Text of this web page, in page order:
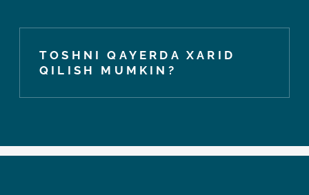
TOSHNI QAYERDA XARID
QILISH MUMKIN?